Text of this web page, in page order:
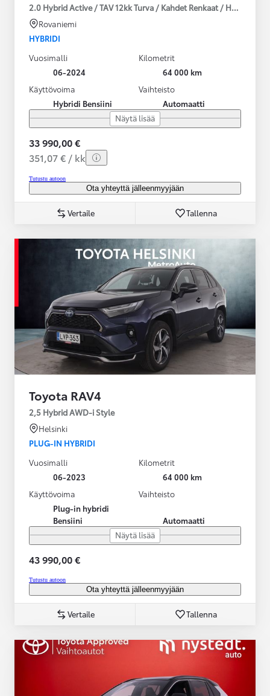
2.0 Hybrid Active / TAV 12kk Turva / Kahdet Renkaat /
Rovaniemi
HYBRIDI
Vuosimalli
06-2024
Kilometrit
64 000 km
Käyttövoima
Hybridi Bensiini
Vaihteisto
Automaatti
Näytä lisää
33 990,00 €
351,07 € / kk
Tutustu autoon
Ota yhteyttä jälleenmyyjään
Vertaile Tallenna
Toyota RAV4
2,5 Hybrid AWD-i Style
Helsinki
PLUG-IN HYBRIDI
Vuosimalli
06-2023
Kilometrit
64 000 km
Käyttövoima
Plug-in hybridi
Bensiini
Vaihteisto
Automaatti
Näytä lisää
43 990,00 €
Tutustu autoon
Ota yhteyttä jälleenmyyjään
Vertaile Tallenna